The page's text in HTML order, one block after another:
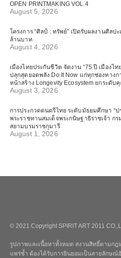
OPEN PRINTMAKING VOL.4
August 5, 2026
โครงการ “ศิลป์ : ทรัพย์” เปิดรับผลงานศิลป
ล้านบาท
August 4, 2026
เมืองไทยประกันชีวิต จัดงาน “75 ปี เมือง
ปลุกสุดยอดพลัง Do It Now แก่ทุกช่องทาง
หน้าสร้าง Longevity Ecosystem ยกระดั
August 3, 2026
การประกวดดนตรีไทย ระดับมัธยมศึกษา “ป
พระราชทานสมเด็จพระกนิษฐาธิราชเจ้า ก
สยามบรมราชกุมารี
August 1, 2026
© 2021 Copyright SPIRIT ART 2011
รูปภาพและเนื้อหาทั้งหมด สงวนสิทธิ์ตามกฎ
แพร่ซ้ำ ต้องได้รับการยินยอมเป็นลายลักษณ์